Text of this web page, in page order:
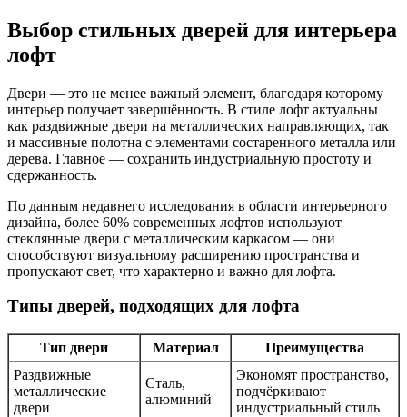
Выбор стильных дверей для интерьера
лофт
Двери — это не менее важный элемент, благодаря которому
интерьер получает завершённость. В стиле лофт актуальны
как раздвижные двери на металлических направляющих, так
и массивные полотна с элементами состаренного металла или
дерева. Главное — сохранить индустриальную простоту и
сдержанность.
По данным недавнего исследования в области интерьерного
дизайна, более 60% современных лофтов используют
стеклянные двери с металлическим каркасом — они
способствуют визуальному расширению пространства и
пропускают свет, что характерно и важно для лофта.
Типы дверей, подходящих для лофта
Тип двери Материал
Преимущества
Раздвижные
металлические
двери
Сталь,
алюминий
Экономят пространство,
подчёркивают
индустриальный стиль